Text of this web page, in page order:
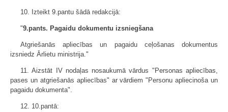
10. Izteikt 9.pantu šādā redakcijā:
"9.pants. Pagaidu dokumentu izsniegšana
Atgriešanās apliecības un pagaidu ceļošanas dokumentus
izsniedz Ārlietu ministrija."
11. Aizstāt IV nodaļas nosaukumā vārdus "Personas apliecības,
pases un atgriešanās apliecības" ar vārdiem "Personu apliecinoša un
pagaidu dokumenta".
12. 10.pantā: